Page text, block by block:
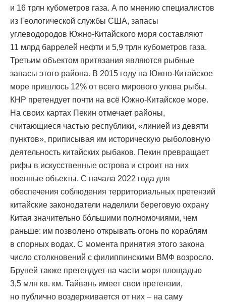
и 16 трлн кубометров газа. А по мнению специалистов
из Геологической службы США, запасы
углеводородов Южно-Китайского моря составляют
11 млрд баррелей нефти и 5,9 трлн кубометров газа.
Третьим объектом притязания являются рыбные
запасы этого района. В 2015 году на Южно-Китайское
море пришлось 12% от всего мирового улова рыбы.
КНР претендует почти на всё Южно-Китайское море.
На своих картах Пекин отмечает районы,
считающиеся частью республики, «линией из девяти
пунктов», приписывая им историческую рыболовную
деятельность китайских рыбаков. Пекин превращает
рифы в искусственные острова и строит на них
военные объекты. С начала 2022 года для
обеспечения соблюдения территориальных претензий
китайские законодатели наделили береговую охрану
Китая значительно бóльшими полномочиями, чем
раньше: им позволено открывать огонь по кораблям
в спорных водах. С момента принятия этого закона
число столкновений с филиппинскими ВМФ возросло.
Бруней также претендует на части моря площадью
3,5 млн кв. км. Тайвань имеет свои претензии,
но публично воздерживается от них – на саму